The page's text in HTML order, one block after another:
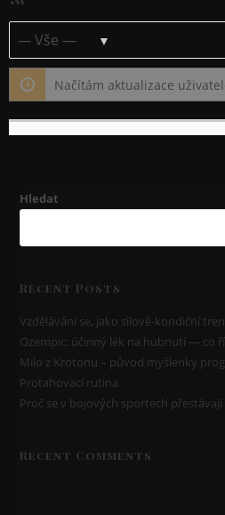
Ukázat:
Načítám aktualizace
Hledat
Recent Posts
Vzdělávání se, jako silově-kondiční
Ozempic: účinný lék na hubnutí — co
Milo z Krotonu – původ myšlenky
Protahovací rutina
Proč se v bojových sportech
Recent Comments